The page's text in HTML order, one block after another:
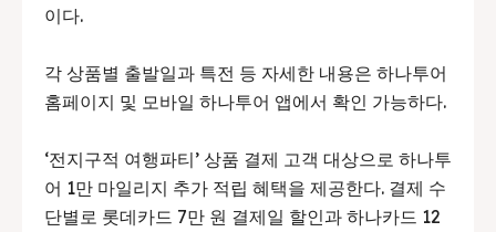
이다.
각 상품별 출발일과 특전 등 자세한 내용은 하나투어
홈페이지 및 모바일 하나투어 앱에서 확인 가능하다.
‘전지구적 여행파티’ 상품 결제 고객 대상으로 하나투
어 1만 마일리지 추가 적립 혜택을 제공한다. 결제 수
단별로 롯데카드 7만 원 결제일 할인과 하나카드 12